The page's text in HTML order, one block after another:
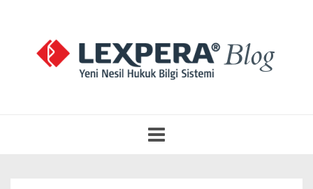
Aç